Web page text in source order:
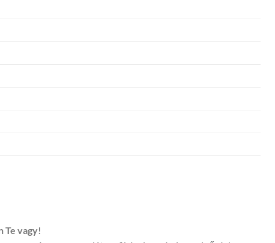
Te vagy!